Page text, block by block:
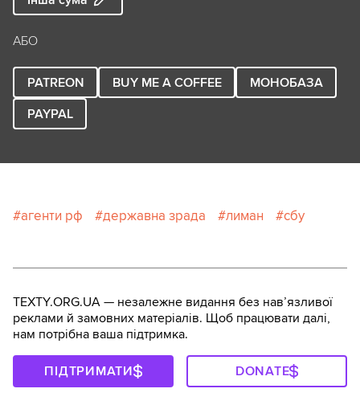
АБО
PATREON BUY ME A COFFEE
МОНОБАЗА
PAYPAL
агенти рф державна зрада лиман сбу
TEXTY.ORG.UA — незалежне видання без навʼязливої
реклами й замовних матеріалів. Щоб працювати далі,
нам потрібна ваша підтримка.
ПІДТРИМАТИ DONATE